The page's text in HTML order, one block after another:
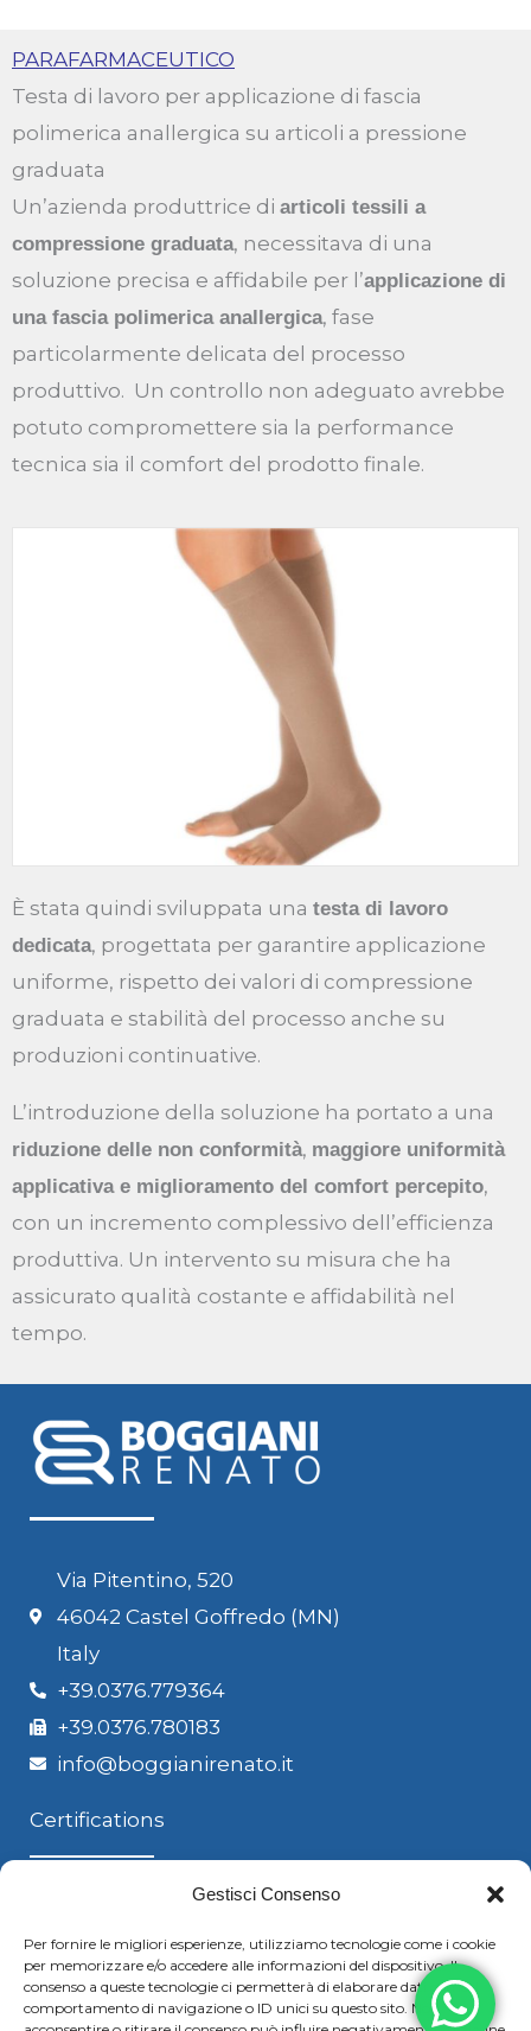
Gestisci Consenso
Per fornire le migliori esperienze, utilizziamo tecnologie come i cookie
per memorizzare e/o accedere alle informazioni del dispositivo. Il
consenso a queste tecnologie ci permetterà di elaborare dati come il
comportamento di navigazione o ID unici su questo sito. Non
PARAFARMACEUTICO
Testa di lavoro per applicazione di fascia
polimerica anallergica su articoli a pressione
graduata
Un’azienda produttrice di articoli tessili a
compressione graduata, necessitava di una
soluzione precisa e affidabile per l’applicazione di
una fascia polimerica anallergica, fase
particolarmente delicata del processo
produttivo. Un controllo non adeguato avrebbe
potuto compromettere sia la performance
tecnica sia il comfort del prodotto finale.
È stata quindi sviluppata una testa di lavoro
dedicata, progettata per garantire applicazione
uniforme, rispetto dei valori di compressione
graduata e stabilità del processo anche su
produzioni continuative.
L’introduzione della soluzione ha portato a una
riduzione delle non conformità, maggiore uniformità
applicativa e miglioramento del comfort percepito,
con un incremento complessivo dell’efficienza
produttiva. Un intervento su misura che ha
assicurato qualità costante e affidabilità nel
tempo.
Via Pitentino, 520
46042 Castel Goffredo (MN)
Italy
+39.0376.779364
+39.0376.780183
info@boggianirenato.it
Certifications